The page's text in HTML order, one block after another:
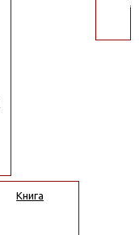
Книга